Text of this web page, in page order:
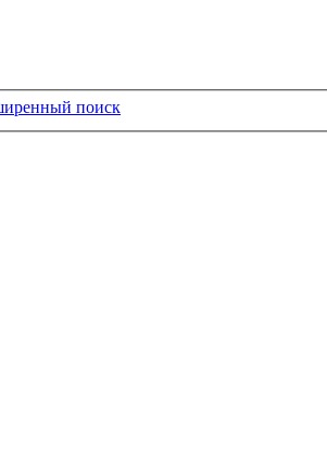
поиск